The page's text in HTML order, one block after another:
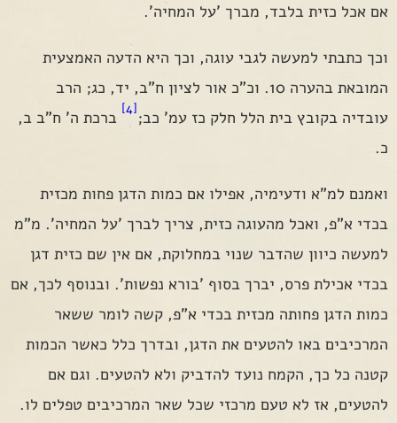
אם אכל כזית בלבד, מברך 'על המחיה'.
וכך כתבתי למעשה לגבי עוגה, וכך היא הדעה האמצעית
המובאת בהערה 10. וכ"כ אור לציון ח"ב, יד, כג; הרב
עובדיה בקובץ בית הלל חלק כז עמ' כב;[4]
ברכת ה' ח"ב ב,
כ.
ואמנם למ"א ודעימיה, אפילו אם כמות הדגן פחות מכזית
בכדי א"פ, ואכל מהעוגה כזית, צריך לברך 'על המחיה'. מ"מ
למעשה כיוון שהדבר שנוי במחלוקת, אם אין שם כזית דגן
בכדי אכילת פרס, יברך בסוף 'בורא נפשות'. ובנוסף לכך, אם
כמות הדגן פחותה מכזית בכדי א"פ, קשה לומר ששאר
המרכיבים באו להטעים את הדגן, ובדרך כלל כאשר הכמות
קטנה כל כך, הקמח נועד להדביק ולא להטעים. וגם אם
להטעים, אז לא טעם מרכזי שכל שאר המרכיבים טפלים לו.